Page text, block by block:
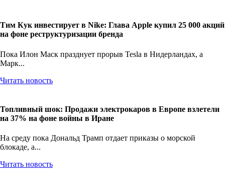
Тим Кук инвестирует в Nike: Глава Apple купил 25 000 акций
на фоне реструктуризации бренда
Пока Илон Маск празднует прорыв Tesla в Нидерландах, а
Марк...
Читать новость
Топливный шок: Продажи электрокаров в Европе взлетели
на 37% на фоне войны в Иране
На среду пока Дональд Трамп отдает приказы о морской
блокаде, а...
Читать новость